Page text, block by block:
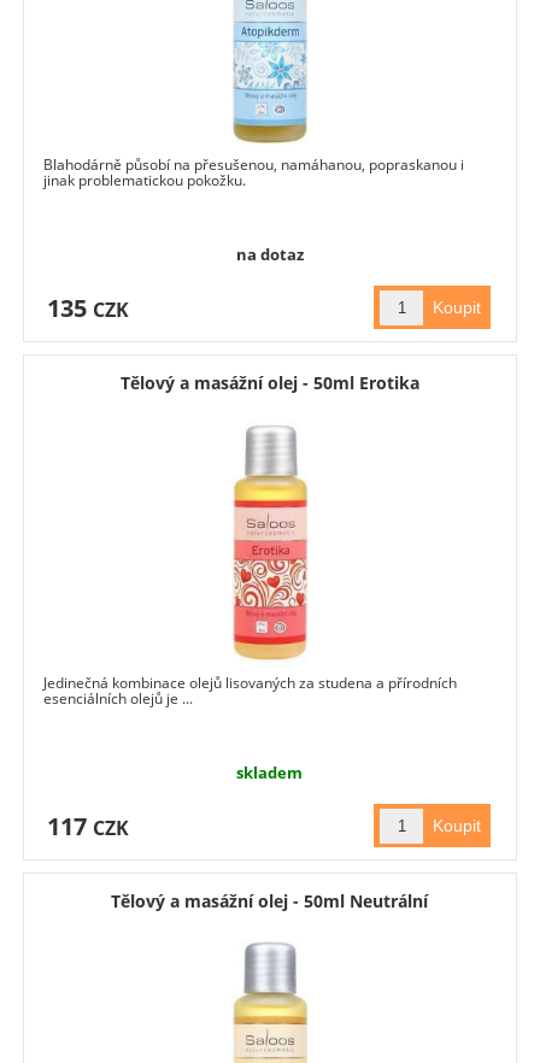
Blahodárně působí na přesušenou, namáhanou, popraskanou i
jinak problematickou pokožku.
na dotaz
135 CZK
Tělový a masážní olej - 50ml Erotika
Jedinečná kombinace olejů lisovaných za studena a přírodních
esenciálních olejů je ...
skladem
117 CZK
Tělový a masážní olej - 50ml Neutrální